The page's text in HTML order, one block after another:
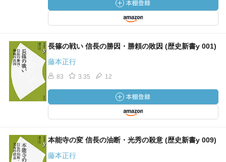
長篠の戦い 信長の勝因・勝頼の敗因 (歴史新書y 001)
藤本正行
83 3.35 12
本能寺の変 信長の油断・光秀の殺意 (歴史新書y 009)
藤本正行